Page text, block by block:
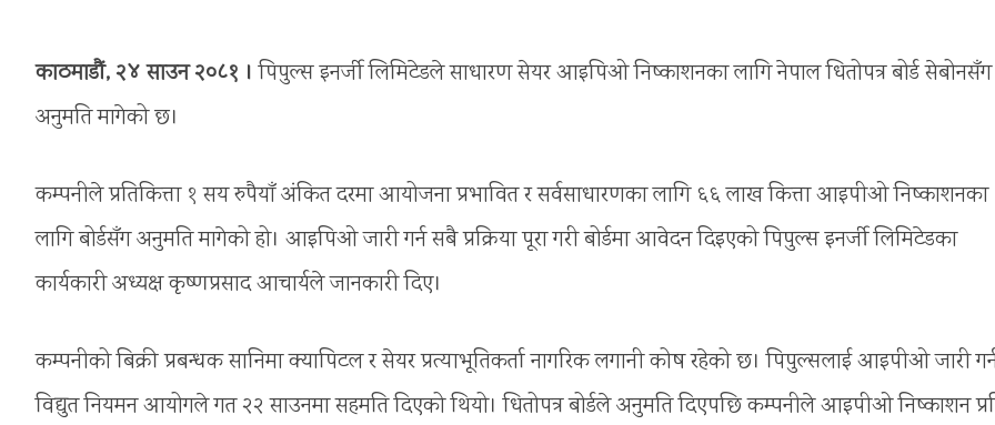
काठमाडौं, २४ साउन २०८१ । पिपुल्स इनर्जी लिमिटेडले साधारण सेयर आइपिओ निष्काशनका लागि नेपाल धितोपत्र बोर्ड सेबोनसँग
अनुमति मागेको छ।
कम्पनीले प्रतिकित्ता १ सय रुपैयाँ अंकित दरमा आयोजना प्रभावित र सर्वसाधारणका लागि ६६ लाख कित्ता आइपीओ निष्काशनका
लागि बोर्डसँग अनुमति मागेको हो। आइपिओ जारी गर्न सबै प्रक्रिया पूरा गरी बोर्डमा आवेदन दिइएको पिपुल्स इनर्जी लिमिटेडका
कार्यकारी अध्यक्ष कृष्णप्रसाद आचार्यले जानकारी दिए।
कम्पनीको बिक्री प्रबन्धक सानिमा क्यापिटल र सेयर प्रत्याभूतिकर्ता नागरिक लगानी कोष रहेको छ। पिपुल्सलाई आइपीओ जारी
विद्युत नियमन आयोगले गत २२ साउनमा सहमति दिएको थियो। धितोपत्र बोर्डले अनुमति दिएपछि कम्पनीले आइपीओ निष्काशन